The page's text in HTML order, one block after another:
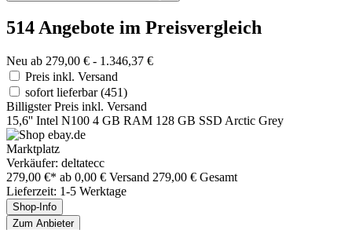
514 Angebote im Preisvergleich
Neu ab 279,00 € - 1.346,37 €
Preis inkl. Versand
sofort lieferbar(451)
Billigster Preis inkl. Versand
15,6'' Intel N100 4 GB RAM 128 GB SSD Arctic Grey
Marktplatz
Verkäufer: deltatecc
279,00 €* ab 0,00 € Versand 279,00 € Gesamt
Lieferzeit: 1-5 Werktage
Shop-Info
Zum Anbieter